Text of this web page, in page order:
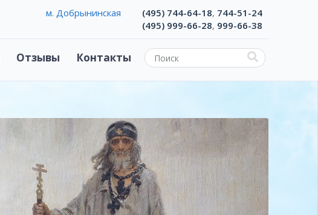
Отзывы Контакты
м. Добрынинская (495) 744-64-18, 744-51-24
(495) 999-66-28, 999-66-38